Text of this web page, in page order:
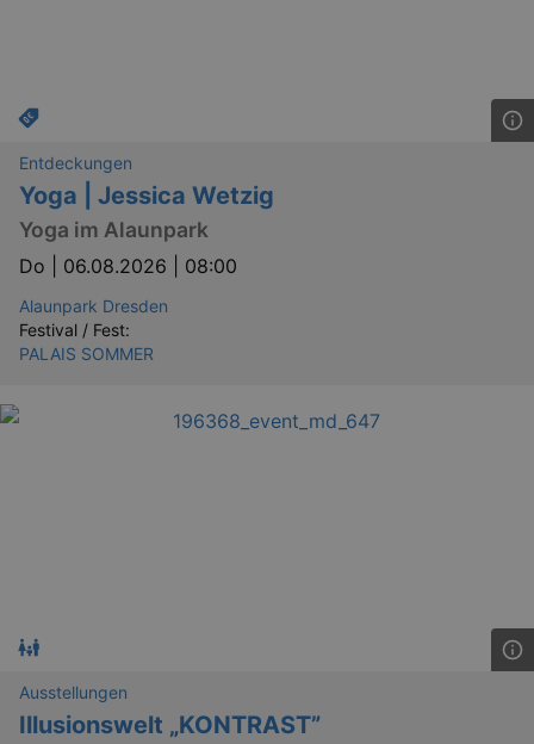
Entdeckungen
Yoga | Jessica Wetzig
Yoga im Alaunpark
Do | 06.08.2026 | 08:00
Alaunpark Dresden
Festival / Fest:
PALAIS SOMMER
Ausstellungen
Illusionswelt „KONTRAST”